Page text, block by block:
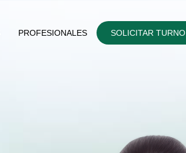
PROFESIONALES SOLICITAR TURNO